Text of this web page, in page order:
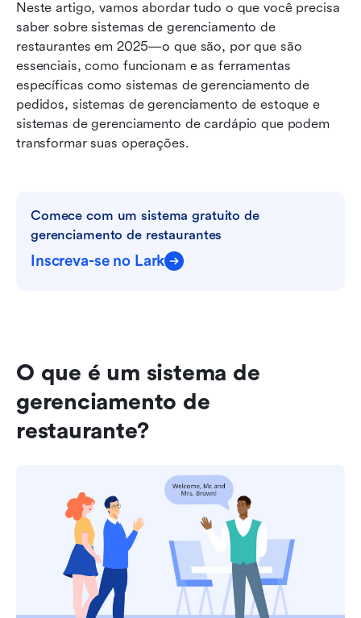
Neste artigo, vamos abordar tudo o que você precisa
saber sobre sistemas de gerenciamento de
restaurantes em 2025—o que são, por que são
essenciais, como funcionam e as ferramentas
específicas como sistemas de gerenciamento de
pedidos, sistemas de gerenciamento de estoque e
sistemas de gerenciamento de cardápio que podem
transformar suas operações.
Comece com um sistema gratuito de
gerenciamento de restaurantes
Inscreva-se no Lark
O que é um sistema de
gerenciamento de
restaurante?